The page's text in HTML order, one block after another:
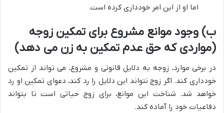
اما او از این امر خودداری کرده است.
ب) وجود موانع مشروع برای تمکین زوجه
(مواردی که حق عدم تمکین به زن می دهد)
در برخی موارد، زوجه به دلایل قانونی و مشروع، می تواند از تمکین
خودداری کند. اگر زوج نتواند این دلایل را رد کند، دعوای تمکین او رد
خواهد شد. شناخت این موانع، برای زوج حیاتی است تا بتواند
دفاعیات خود را آماده کند.